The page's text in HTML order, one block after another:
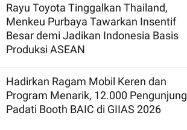
Rayu Toyota Tinggalkan Thailand,
Menkeu Purbaya Tawarkan Insentif
Besar demi Jadikan Indonesia Basis
Produksi ASEAN
Hadirkan Ragam Mobil Keren dan
Program Menarik, 12.000 Pengunjung
Padati Booth BAIC di GIIAS 2026